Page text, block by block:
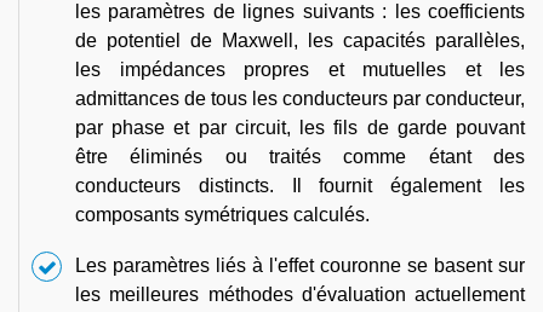
les paramètres de lignes suivants : les coefficients
de potentiel de Maxwell, les capacités parallèles,
les impédances propres et mutuelles et les
admittances de tous les conducteurs par conducteur,
par phase et par circuit, les fils de garde pouvant
être éliminés ou traités comme étant des
conducteurs distincts. Il fournit également les
composants symétriques calculés.
Les paramètres liés à l'effet couronne se basent sur
les meilleures méthodes d'évaluation actuellement